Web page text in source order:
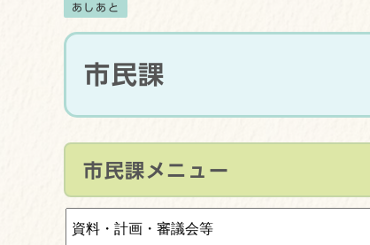
あしあと
市民課
市民課メニュー